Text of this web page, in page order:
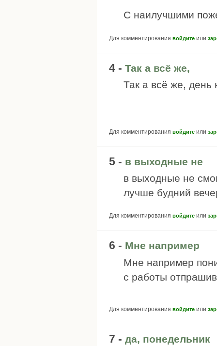
С наилучшими
Для комментирования войдите или
4 - Так а всё же,
Так а всё же, день
Для комментирования войдите или
5 - в выходные не
в выходные не
лучше будний
Для комментирования войдите или
6 - Мне например
Мне например
с работы
Для комментирования войдите или
7 - да, понедельник